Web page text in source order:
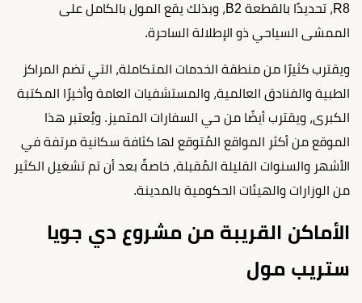
R8، تحديدًا بالقطعة B2، وبذلك يقع المول بالكامل على
الممشى السياحي ذو الإطلالة الساحرة.
ويقترب كثيرًا من منطقة الخدمات المتكاملة، التي تضم المراكز
الطبية والفنادق العالمية، والمستشفيات العامة وأخيرًا المكتبة
الكبرى، ويقترب أيضًا من حي السفارات المتميز. ويُعتبر هذا
الموقع من أكثر المواقع المُتوقع لها كثافة سكانية مرتفة في
الأشهر والسنوات القليلة المُقبلة، خاصةً بعد أن تم تشغيل الكثير
من الوزارات والهيئات الحكومية بالمدينة.
الأماكن القريبة من مشروع دي جويا
ستريب مول